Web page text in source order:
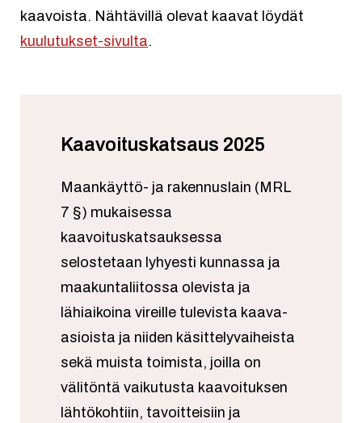
kaavoista. Nähtävillä olevat kaavat löydät
kuulutukset-sivulta.
Kaavoituskatsaus 2025
Maankäyttö- ja rakennuslain (MRL
7 §) mukaisessa
kaavoituskatsauksessa
selostetaan lyhyesti kunnassa ja
maakuntaliitossa olevista ja
lähiaikoina vireille tulevista kaava-
asioista ja niiden käsittelyvaiheista
sekä muista toimista, joilla on
välitöntä vaikutusta kaavoituksen
lähtökohtiin, tavoitteisiin ja